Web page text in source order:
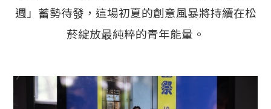
週」蓄勢待發，這場初夏的創意風暴將持續在松
菸綻放最純粹的青年能量。